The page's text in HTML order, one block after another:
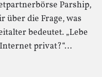
Parship,
die Frage, was
bedeutet. „Lebe
privat?“…